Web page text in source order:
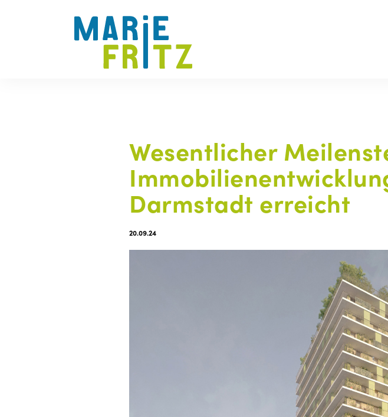
Wesentlicher
Darmstadt erreicht
20.09.24